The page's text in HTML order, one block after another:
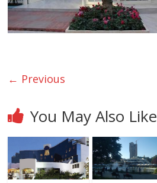
← Previous
You May Also Like